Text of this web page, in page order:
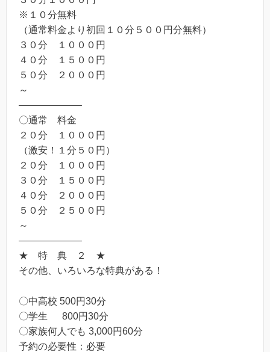
※１０分無料
（通常料金より初回１０分５００円分無料）
３０分 １０００円
４０分 １５００円
５０分 ２０００円
～
——————–
〇通常 料金
２０分 １０００円
（激安！１分５０円）
２０分 １０００円
３０分 １５００円
４０分 ２０００円
５０分 ２５００円
～
——————–
★ 特 典 ２ ★
その他、いろいろな特典がある！
〇中高校 500円30分
〇学生 800円30分
〇家族何人でも 3,000円60分
予約の必要性：必要